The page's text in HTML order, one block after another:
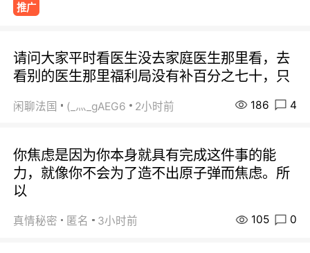
推广
请问大家平时看医生没去家庭医生那里看，去
看别的医生那里福利局没有补百分之七十，只
闲聊法国 (_灬_gAEG6 2小时前 186 4
你焦虑是因为你本身就具有完成这件事的能
力，就像你不会为了造不出原子弹而焦虑。所
以
真情秘密 匿名 3小时前 105 0